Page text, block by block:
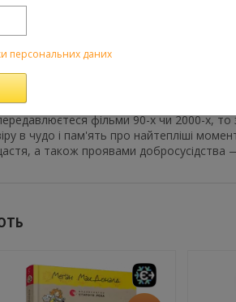
"Дванадцять
чимало читачів в усьому
і т.д. І хоч текст містить жорсткі
казка.
фільми 90-х чи 2000-х,
в чудо і пам'ять про найтепліші
а також проявами добросусідства
персональних даних